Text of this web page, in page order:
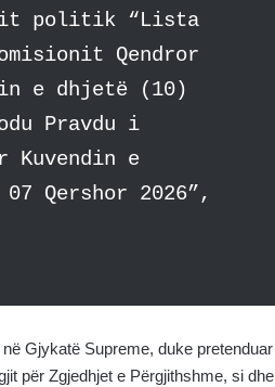
politik “Lista
Qendror
e dhjetë (10)
Pravdu i
Kuvendin e
Qershor 2026”,
Gjykatë Supreme, duke pretenduar
për Zgjedhjet e Përgjithshme, si dhe